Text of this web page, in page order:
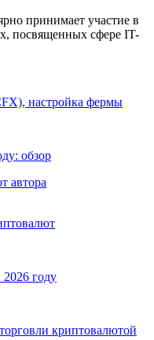
принимает участие в
посвященных сфере IT-
настройка фермы
обзор
автора
году
криптовалютой